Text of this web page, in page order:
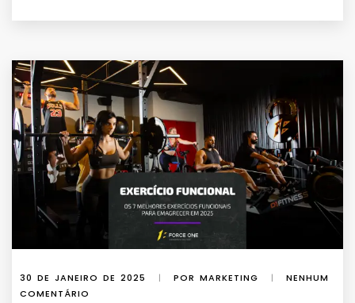
30 DE JANEIRO DE 2025 | POR MARKETING |
NENHUM
COMENTÁRIO